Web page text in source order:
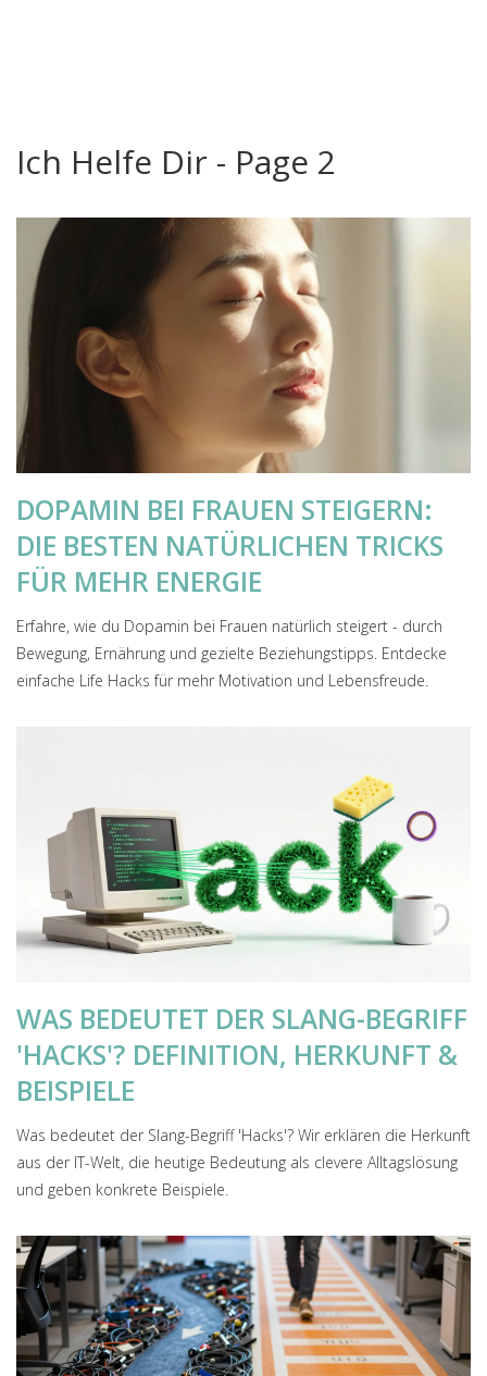
Ich Helfe Dir - Page 2
DOPAMIN BEI FRAUEN STEIGERN:
DIE BESTEN NATÜRLICHEN TRICKS
FÜR MEHR ENERGIE
Erfahre, wie du Dopamin bei Frauen natürlich steigert - durch
Bewegung, Ernährung und gezielte Beziehungstipps. Entdecke
einfache Life Hacks für mehr Motivation und Lebensfreude.
WAS BEDEUTET DER SLANG-BEGRIFF
'HACKS'? DEFINITION, HERKUNFT &
BEISPIELE
Was bedeutet der Slang-Begriff 'Hacks'? Wir erklären die Herkunft
aus der IT-Welt, die heutige Bedeutung als clevere Alltagslösung
und geben konkrete Beispiele.